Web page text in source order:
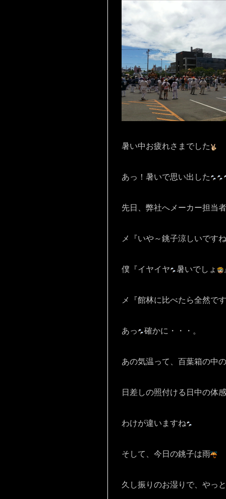
暑い中お疲れさまでした
あっ！暑いで思い出した
先日、弊社へメーカー担当
メ『いや～銚子涼しいです
僕『イヤイヤ 暑いでしょ
メ『館林に比べたら全然で
あっ 確かに・・・。
あの気温って、百葉箱の中
日差しの照付ける日中の体
わけが違いますね
そして、今日の銚子は雨
久し振りのお湿りで、やっ